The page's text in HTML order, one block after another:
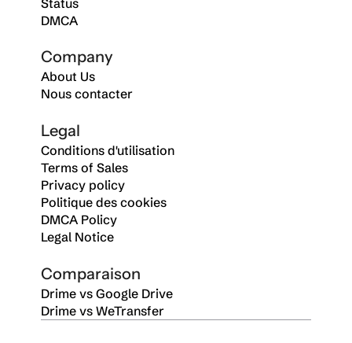
Status
DMCA
Company
About Us
Nous contacter
Legal
Conditions d'utilisation
Terms of Sales
Privacy policy
Politique des cookies
DMCA Policy
Legal Notice
Comparaison
Drime vs Google Drive
Drime vs WeTransfer